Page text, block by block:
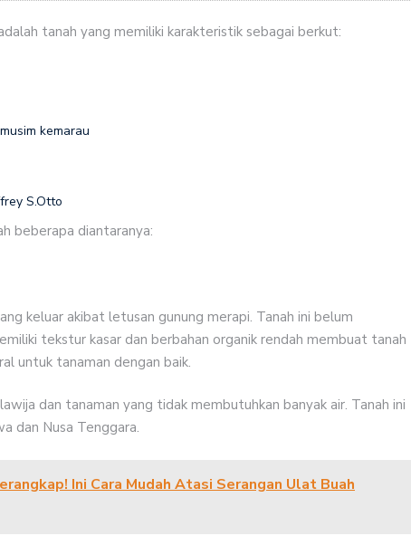
tanah yang memiliki karakteristik sebagai berkut:
kemarau
S.Otto
beberapa diantaranya:
keluar akibat letusan gunung merapi. Tanah ini belum
tekstur kasar dan berbahan organik rendah membuat tanah
untuk tanaman dengan baik.
dan tanaman yang tidak membutuhkan banyak air. Tanah ini
dan Nusa Tenggara.
Ini Cara Mudah Atasi Serangan Ulat Buah